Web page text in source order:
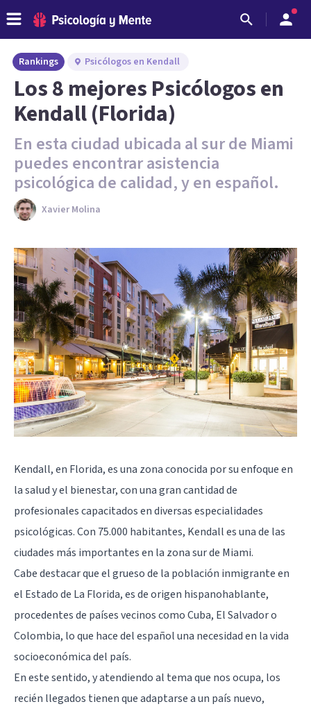
Rankings Psicólogos en Kendall
Los 8 mejores Psicólogos en
Kendall (Florida)
En esta ciudad ubicada al sur de Miami
puedes encontrar asistencia
psicológica de calidad, y en español.
Xavier Molina
Kendall, en Florida, es una zona conocida por su enfoque en
la salud y el bienestar, con una gran cantidad de
profesionales capacitados en diversas especialidades
psicológicas. Con 75.000 habitantes, Kendall es una de las
ciudades más importantes en la zona sur de Miami.
Cabe destacar que el grueso de la población inmigrante en
el Estado de La Florida, es de origen hispanohablante,
procedentes de países vecinos como Cuba, El Salvador o
Colombia, lo que hace del español una necesidad en la vida
socioeconómica del país.
En este sentido, y atendiendo al tema que nos ocupa, los
recién llegados tienen que adaptarse a un país nuevo,